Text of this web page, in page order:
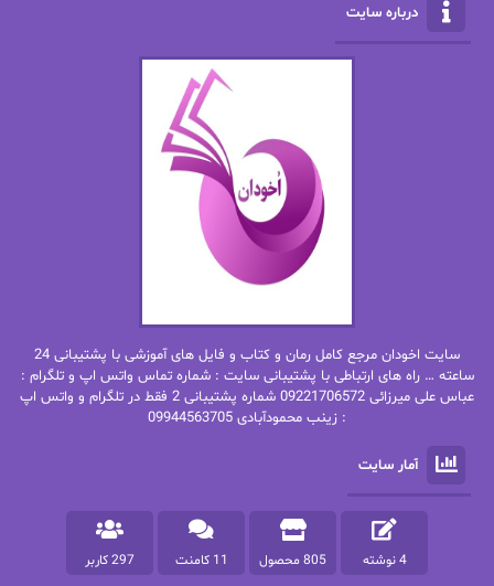
امیر فرهی
باران
بهار سلطانی
بهاره شیرازی
بهاره.م
بیتا فرخی
پاتریشیا ویلسون پرتو فرهمند
پرستو اسحقی
پرستو مهاجر
پرهام رسولی
پروانه قدیمی پروانه محمدی
درباره سایت
سایت اخودان مرجع کامل رمان و کتاب و فایل های آموزشی با پشتیبانی 24
ساعته … راه های ارتباطی با پشتیبانی سایت : شماره تماس واتس اپ و تلگرام :
عباس علی میرزائی 09221706572 شماره پشتیبانی 2 فقط در تلگرام و واتس اپ
: زینب محمودآبادی 09944563705
آمار سایت
4 نوشته 805 محصول 11 کامنت 297 کاربر